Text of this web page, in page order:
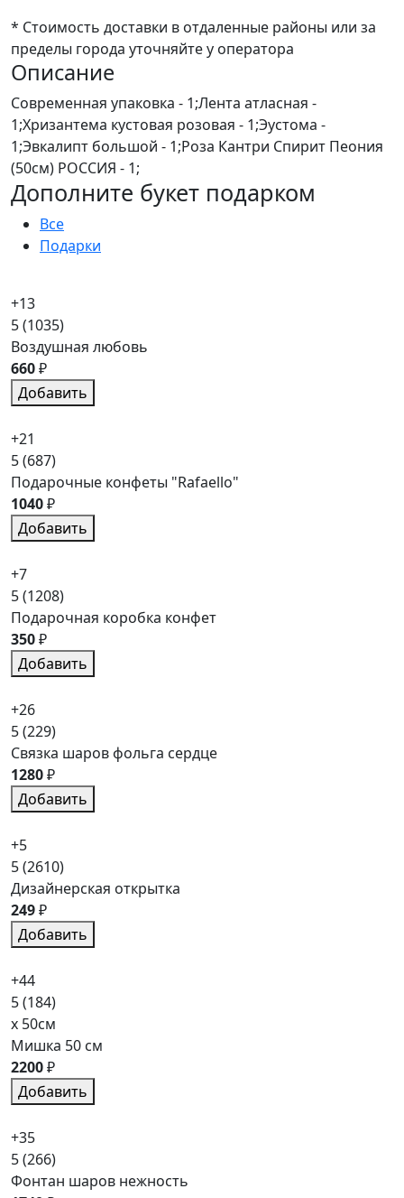
* Стоимость доставки в отдаленные районы или за
пределы города уточняйте у оператора
Описание
Современная упаковка - 1;Лента атласная -
1;Хризантема кустовая розовая - 1;Эустома -
1;Эвкалипт большой - 1;Роза Кантри Спирит Пеония
(50см) РОССИЯ - 1;
Дополните букет подарком
Все
Подарки
+13
5(1035)
Воздушная любовь
660₽
Добавить
+21
5(687)
Подарочные конфеты "Rafaello"
1040₽
Добавить
+7
5(1208)
Подарочная коробка конфет
350₽
Добавить
+26
5(229)
Связка шаров фольга сердце
1280₽
Добавить
+5
5(2610)
Дизайнерская открытка
249₽
Добавить
+44
5(184)
x 50см
Мишка 50 см
2200₽
Добавить
+35
5(266)
Фонтан шаров нежность